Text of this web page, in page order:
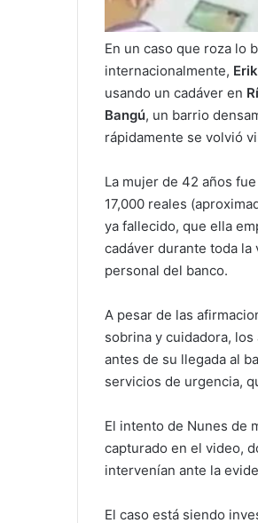
En un caso que roza lo
internacionalmente,
usando un cadáver en
Bangú, un barrio
rápidamente se volvió
La mujer de 42 años
17,000 reales
ya fallecido, que ella
cadáver durante toda
personal del banco.
A pesar de las
sobrina y cuidadora,
antes de su llegada al
servicios de urgencia,
El intento de Nunes de
capturado en el video,
intervenían ante la
El caso está siendo